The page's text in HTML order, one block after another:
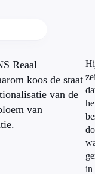
Reaal
koos de staat
van de
van
in